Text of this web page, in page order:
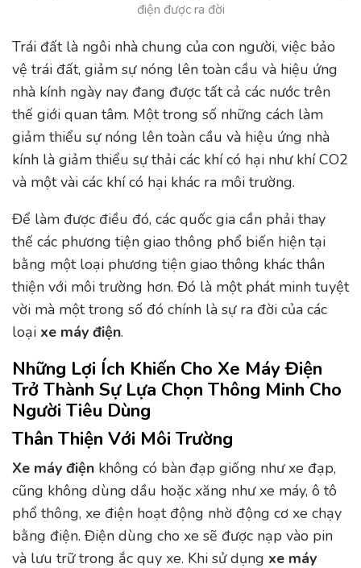
điện được ra đời
Trái đất là ngôi nhà chung của con người, việc bảo
vệ trái đất, giảm sự nóng lên toàn cầu và hiệu ứng
nhà kính ngày nay đang được tất cả các nước trên
thế giới quan tâm. Một trong số những cách làm
giảm thiểu sự nóng lên toàn cầu và hiệu ứng nhà
kính là giảm thiểu sự thải các khí có hại như khí CO2
và một vài các khí có hại khác ra môi trường.
Để làm được điều đó, các quốc gia cần phải thay
thế các phương tiện giao thông phổ biến hiện tại
bằng một loại phương tiện giao thông khác thân
thiện với môi trường hơn. Đó là một phát minh tuyệt
vời mà một trong số đó chính là sự ra đời của các
loại xe máy điện.
Những Lợi Ích Khiến Cho Xe Máy Điện
Trở Thành Sự Lựa Chọn Thông Minh Cho
Người Tiêu Dùng
Thân Thiện Với Môi Trường
Xe máy điện không có bàn đạp giống như xe đạp,
cũng không dùng dầu hoặc xăng như xe máy, ô tô
phổ thông, xe điện hoạt động nhờ động cơ xe chạy
bằng điện. Điện dùng cho xe sẽ được nạp vào pin
và lưu trữ trong ắc quy xe. Khi sử dụng xe máy